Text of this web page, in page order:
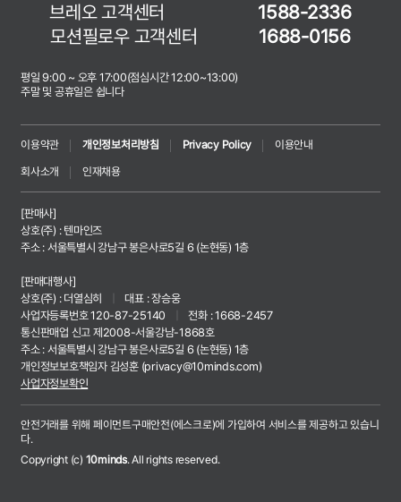
브레오 고객센터
1588-2336
모션필로우 고객센터
1688-0156
평일 9:00 ~ 오후 17:00(점심시간 12:00~13:00)
주말 및 공휴일은 쉽니다
이용약관 개인정보처리방침 Privacy Policy
이용안내
회사소개
인재채용
[판매사]
상호(주) : 텐마인즈
주소 : 서울특별시 강남구 봉은사로5길 6 (논현동) 1층
[판매대행사]
상호(주) : 더열심히
대표 : 장승웅
사업자등록번호 120-87-25140
전화 : 1668-2457
통신판매업 신고 제2008-서울강남-1868호
주소 : 서울특별시 강남구 봉은사로5길 6 (논현동) 1층
개인정보보호책임자 김성훈 (privacy@10minds.com)
사업자정보확인
안전거래를 위해 페이먼트구매안전(에스크로)에 가입하여 서비스를 제공하고 있습니
다.
Copyright (c) 10minds. All rights reserved.